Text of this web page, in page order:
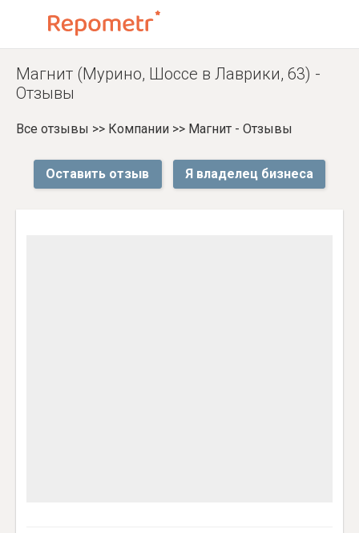
Магнит (Мурино, Шоссе в Лаврики, 63) -
Отзывы
Все отзывы >> Компании >> Магнит - Отзывы
Оставить отзыв Я владелец бизнеса